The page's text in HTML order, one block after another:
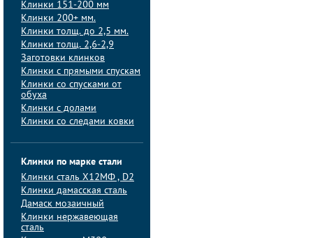
Клинки 151-200 мм
Клинки 200+ мм.
Клинки толщ. до 2,5 мм.
Клинки толщ. 2,6-2,9
Заготовки клинков
Клинки с прямыми спускам
Клинки со спусками от
обуха
Клинки с долами
Клинки со следами ковки
Клинки по марке стали
Клинки сталь Х12МФ , D2
Клинки дамасская сталь
Дамаск мозаичный
Клинки нержавеющая
сталь